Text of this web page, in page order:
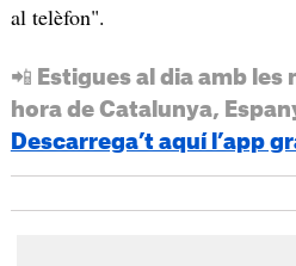
al telèfon".
📲 Estigues al dia amb les
hora de Catalunya,
Descarrega’t aquí l’app